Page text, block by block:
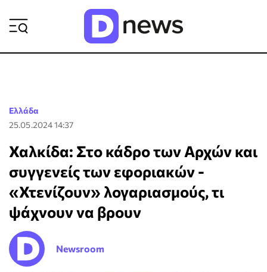
Ελλάδα
25.05.2024 14:37
Χαλκίδα: Στο κάδρο των Αρχών και
συγγενείς των εφοριακών -
«Χτενίζουν» λογαριασμούς, τι
ψάχνουν να βρουν
Newsroom